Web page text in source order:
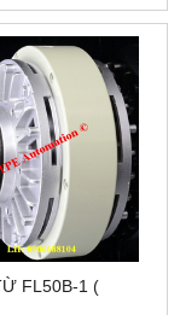
FL50B-1 (